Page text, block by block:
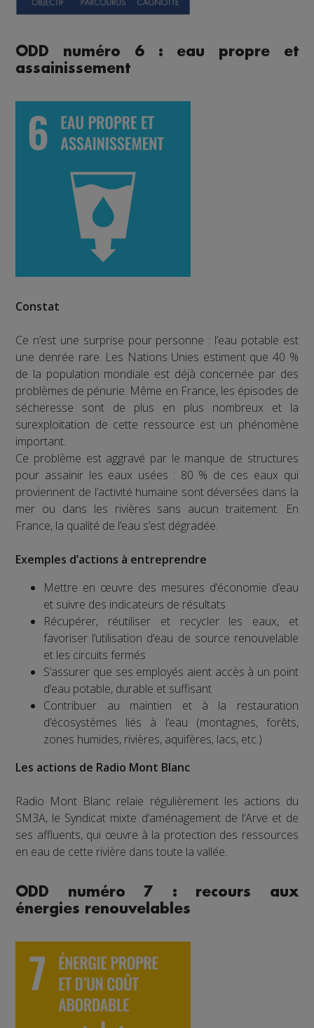
ODD numéro 6 : eau propre et
assainissement
Constat
Ce n’est une surprise pour personne : l’eau potable est
une denrée rare. Les Nations Unies estiment que 40 %
de la population mondiale est déjà concernée par des
problèmes de pénurie. Même en France, les épisodes de
sécheresse sont de plus en plus nombreux et la
surexploitation de cette ressource est un phénomène
important.
Ce problème est aggravé par le manque de structures
pour assainir les eaux usées : 80 % de ces eaux qui
proviennent de l’activité humaine sont déversées dans la
mer ou dans les rivières sans aucun traitement. En
France, la qualité de l’eau s’est dégradée.
Exemples d’actions à entreprendre
Mettre en œuvre des mesures d’économie d’eau
et suivre des indicateurs de résultats
Récupérer, réutiliser et recycler les eaux, et
favoriser l’utilisation d’eau de source renouvelable
et les circuits fermés
S’assurer que ses employés aient accès à un point
d’eau potable, durable et suffisant
Contribuer au maintien et à la restauration
d’écosystèmes liés à l’eau (montagnes, forêts,
zones humides, rivières, aquifères, lacs, etc.)
Les actions de Radio Mont Blanc
Radio Mont Blanc relaie régulièrement les actions du
SM3A, le Syndicat mixte d’aménagement de l’Arve et de
ses affluents, qui œuvre à la protection des ressources
en eau de cette rivière dans toute la vallée.
ODD numéro 7 : recours aux
énergies renouvelables